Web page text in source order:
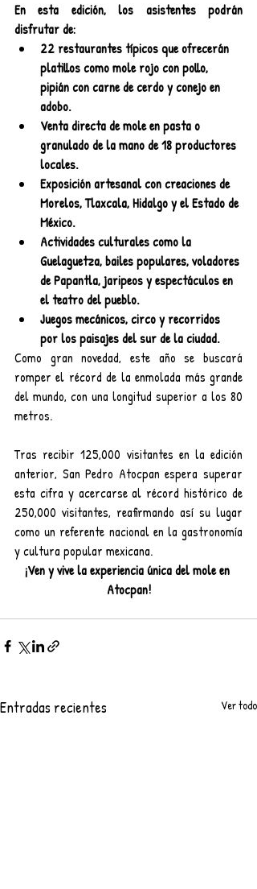
En esta edición, los asistentes podrán
disfrutar de:
22 restaurantes típicos que ofrecerán
platillos como mole rojo con pollo,
pipián con carne de cerdo y conejo en
adobo.
Venta directa de mole en pasta o
granulado de la mano de 18 productores
locales.
Exposición artesanal con creaciones de
Morelos, Tlaxcala, Hidalgo y el Estado de
México.
Actividades culturales como la
Guelaguetza, bailes populares, voladores
de Papantla, jaripeos y espectáculos en
el teatro del pueblo.
Juegos mecánicos, circo y recorridos
por los paisajes del sur de la ciudad.
Como gran novedad, este año se buscará
romper el récord de la enmolada más grande
del mundo, con una longitud superior a los 80
metros.
Tras recibir 125,000 visitantes en la edición
anterior, San Pedro Atocpan espera superar
esta cifra y acercarse al récord histórico de
250,000 visitantes, reafirmando así su lugar
como un referente nacional en la gastronomía
y cultura popular mexicana.
¡Ven y vive la experiencia única del mole en
Atocpan!
Entradas recientes Ver todo